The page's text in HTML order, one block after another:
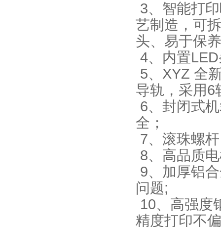
3、 智能打
艺制造，可
头、易于保
4、 内置
5、 XYZ 全
导轨，采用6
6、封闭式
全；
7、滚珠螺
8、 高品质
9、加厚铝
问题;
10、高强度
精度打印不